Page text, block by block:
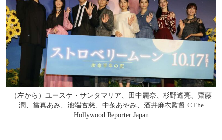
（左から）ユースケ・サンタマリア、田中麗奈、杉野遙亮、齋藤
潤、當真あみ、池端杏慈、中条あやみ、酒井麻衣監督 ©︎The
Hollywood Reporter Japan